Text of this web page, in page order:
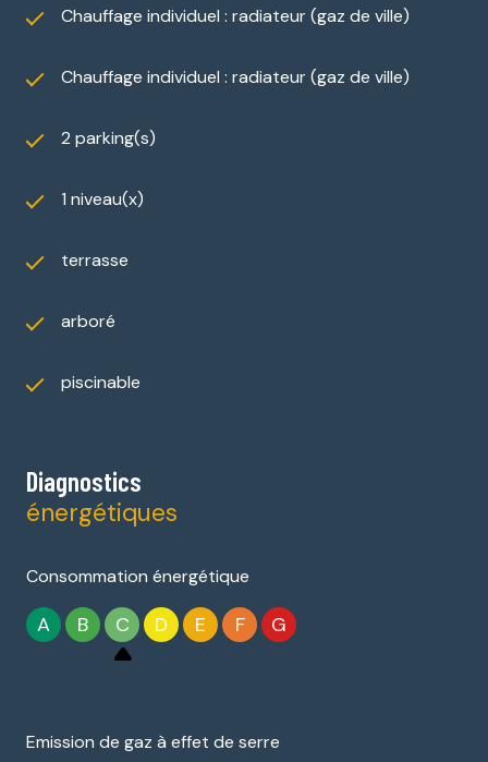
Chauffage individuel : radiateur (gaz de ville)
Chauffage individuel : radiateur (gaz de ville)
2 parking(s)
1 niveau(x)
terrasse
arboré
piscinable
Diagnostics
énergétiques
Consommation énergétique
A B C D E F G
Emission de gaz à effet de serre